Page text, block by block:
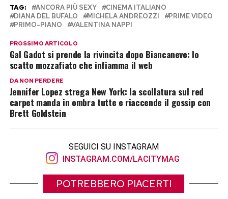
TAG: ANCORA PIÙ SEXY
CINEMA ITALIANO
DIANA DEL BUFALO
MICHELA ANDREOZZI
PRIME VIDEO
PRIMO-PIANO
VALENTINA NAPPI
PROSSIMO ARTICOLO
Gal Gadot si prende la rivincita dopo Biancaneve: lo
scatto mozzafiato che infiamma il web
DA NON PERDERE
Jennifer Lopez strega New York: la scollatura sul red
carpet manda in ombra tutte e riaccende il gossip con
Brett Goldstein
SEGUICI SU INSTAGRAM
INSTAGRAM.COM/LACITYMAG
POTREBBERO PIACERTI